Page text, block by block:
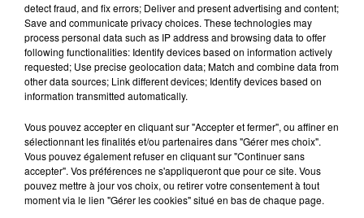
Sur la RD652,sens Lille/Gand, à WASQUEHAL,bouchon
de12km.
Surl'A16,sens Calais/Boulogne, àMARCK,fermeture
de la bretelle de sortie N°43, suite à des bouchons a
- Soyez prudents et vigilants si vous devez absolument vous
déplacer.
- Privilégiez les transports en commun.
- Préparez votre déplacement et votre itinéraire.
detect fraud, and fix errors; Deliver and present advertising and content;
Save and communicate privacy choices. These technologies may
process personal data such as IP address and browsing data to offer
following functionalities: Identify devices based on information actively
requested; Use precise geolocation data; Match and combine data from
other data sources; Link different devices; Identify devices based on
information transmitted automatically.
Vous pouvez accepter en cliquant sur "Accepter et fermer", ou affiner en
sélectionnant les finalités et/ou partenaires dans "Gérer mes choix".
Vous pouvez également refuser en cliquant sur "Continuer sans
accepter". Vos préférences ne s'appliqueront que pour ce site. Vous
pouvez mettre à jour vos choix, ou retirer votre consentement à tout
moment via le lien "Gérer les cookies" situé en bas de chaque page.